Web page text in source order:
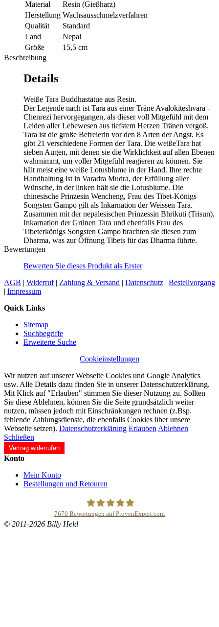
Material
Resin (Gießharz)
Herstellung Wachsausschmelzverfahren
Qualität
Standard
Land
Nepal
Größe
15,5 cm
Beschreibung
Details
Weiße Tara Buddhastatue aus Resin.
Der Legende nach ist Tara aus einer Träne Avalokiteshvara -
Chenrezi hervorgegangen, als dieser voll Mitgefühl mit dem
Leiden aller Lebewesen aus tiefstem Herzen Tränen vergoß.
Tara ist die große Befreierin vor den 8 Arten der Angst. Es
gibt 21 verschiedene Formen der Tara. Die weißeTara hat
sieben Augen, mit denen sie die Wirklichkeit auf allen Ebenen
wahrnimmt, um voller Mitgefühl reagieren zu können. Sie
hält meist eine weiße Lotusblume in der Hand. Ihre rechte
Handhaltung ist in Varadra Mudra, der Erfüllung aller
Wünsche, in der linken hält sie die Lotusblume. Die
chinesische Prinzesin Wencheng, Frau des Tibet-Königs
Songsten Gampo gilt als Inkarnation der Weissen Tara.
Zusammen mit der nepalesischen Prinzessin Bhrikuti (Trisun),
Inkarnation der Grünen Tara und ebenfalls Frau des
Tibeterkönigs Songsten Gampo brachten sie diesen zum
Dharma, was zur Öffnung Tibets für das Dharma führte.
Bewertungen
Bewerten Sie dieses Produkt als Erster
AGB | Widerruf| Zahlung & Versand | Datenschutz | Bestellvorgang
| Impressum
Quick Links
Sitemap
Suchbegriffe
Erweiterte Suche
Cookieinstellungen
Wir nutzen auf unserer Webseite Cookies und Google Analytics
usw. Alle Details dazu finden Sie in unserer Datenschutzerklärung.
Mit Klick auf "Erlauben" stimmen Sie dieser Nutzung zu. Sollten
Sie diese Ablehnen, können Sie die Seite grundsätzlich weiter
nutzen, müssen jedoch mit Einschränkungen rechnen (z.Bsp.
fehlende Zahlungsdienste, die ebenfalls Cookies über unsere
Webseite setzen). Datenschutzerklärung Erlauben Ablehnen
Schließen
Vertrag widerrufen
Konto
Mein Konto
Bestellungen und Retouren
7670 Bewertungen auf ProvenExpert.com
© 2011-2026 Billy Held